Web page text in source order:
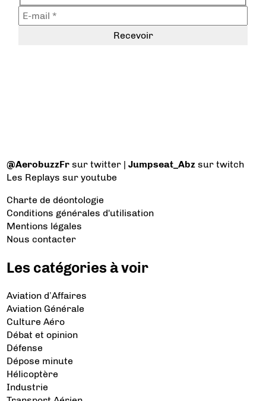
@AerobuzzFr sur twitter |Jumpseat_Abz sur twitch
Les Replays sur youtube
Charte de déontologie
Conditions générales d'utilisation
Mentions légales
Nous contacter
Les catégories à voir
Aviation d’Affaires
Aviation Générale
Culture Aéro
Débat et opinion
Défense
Dépose minute
Hélicoptère
Industrie